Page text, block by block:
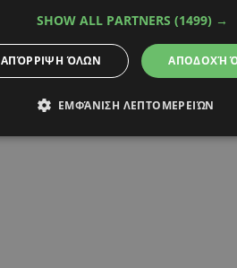
SHOW ALL PARTNERS (1499) →
ΑΠΟΔΟΧΉ
ΑΠΌΡΡΙΨΗ ΌΛΩΝ
ΕΜΦΆΝΙΣΗ ΛΕΠΤΟΜΕΡΕΙΏΝ